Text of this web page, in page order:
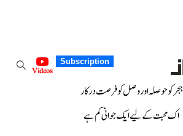
Subscription
Videos
ہجر کو حوصلہ اور وصل کو فرصت درکار
اک محبت کے لیے ایک جوانی کم ہے